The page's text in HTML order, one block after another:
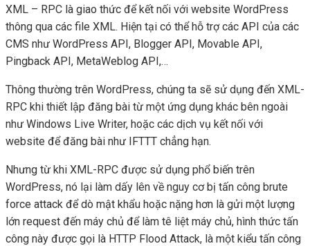
XML – RPC là giao thức để kết nối với website WordPress
thông qua các file XML. Hiện tại có thể hỗ trợ các API của các
CMS như WordPress API, Blogger API, Movable API,
Pingback API, MetaWeblog API,…
Thông thường trên WordPress, chúng ta sẽ sử dụng đến XML-
RPC khi thiết lập đăng bài từ một ứng dụng khác bên ngoài
như Windows Live Writer, hoặc các dịch vụ kết nối với
website để đăng bài như IFTTT chẳng hạn.
Nhưng từ khi XML-RPC được sử dụng phổ biến trên
WordPress, nó lại làm dấy lên về nguy cơ bị tấn công brute
force attack để dò mật khẩu hoặc nặng hơn là gửi một lượng
lớn request đến máy chủ để làm tê liệt máy chủ, hình thức tấn
công này được gọi là HTTP Flood Attack, là một kiểu tấn công